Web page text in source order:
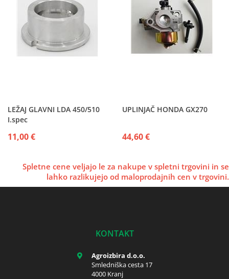
LEŽAJ GLAVNI LDA 450/510
I.spec
11,00 €
UPLINJAČ HONDA GX270
44,60 €
Spletne cene veljajo le za nakupe v spletni trgovini in se
lahko razlikujejo od maloprodajnih cen v trgovini.
KONTAKT
Agroizbira d.o.o.
Smledniška cesta 17
4000 Kranj